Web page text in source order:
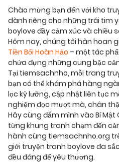
Chào mừng bạn đến với kho
dành riêng cho những trái tim
boylove đầy cảm xúc và chiều
Hôm nay, chúng tôi hân hoan
Tiền Bối Hoàn Hảo – một tác
chứa đựng những cung bậc
Tại tiemsachnho, mỗi trang
bạn có thể khám phá hàng
lọc kỹ lưỡng, cập nhật liên tục
nghiệm đọc mượt mà, chân
Hãy cùng đắm mình vào Bí Mật
từng khung tranh chạm đến
hành cùng tiemsachnho.org
giới truyện tranh boylove đa
đều đáng để yêu thương.